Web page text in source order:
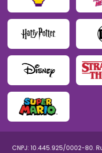
CNPJ: 10.445.925/0002-80.